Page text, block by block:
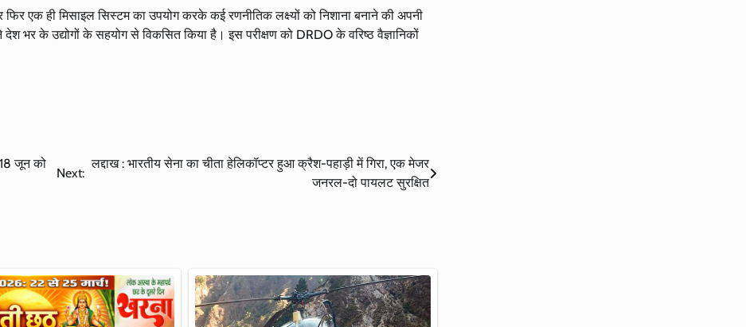
एक ही मिसाइल सिस्टम का उपयोग करके कई रणनीतिक लक्ष्यों को निशाना बनाने की अपनी
भर के उद्योगों के सहयोग से विकसित किया है। इस परीक्षण को DRDO के वरिष्ठ वैज्ञानिकों
जून को
Next:
लद्दाख : भारतीय सेना का चीता हेलिकॉप्टर हुआ क्रैश-पहाड़ी में गिरा, एक मेजर
जनरल-दो पायलट सुरक्षित